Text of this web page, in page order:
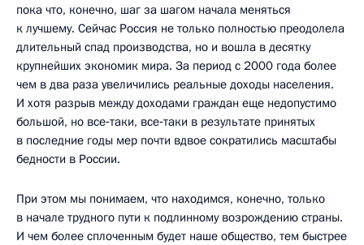
пока что, конечно, шаг за шагом начала меняться
к лучшему. Сейчас Россия не только полностью преодолела
длительный спад производства, но и вошла в десятку
крупнейших экономик мира. За период с 2000 года более
чем в два раза увеличились реальные доходы населения.
И хотя разрыв между доходами граждан еще недопустимо
большой, но все‑таки, все‑таки в результате принятых
в последние годы мер почти вдвое сократились масштабы
бедности в России.
При этом мы понимаем, что находимся, конечно, только
в начале трудного пути к подлинному возрождению страны.
И чем более сплоченным будет наше общество, тем быстрее